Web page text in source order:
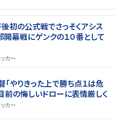
初の公式戦でさっそくアシス
幕戦にゲンクの１０番として
カー
「やりきった上で勝ち点１は危
前の悔しいドローに表情厳しく
カー